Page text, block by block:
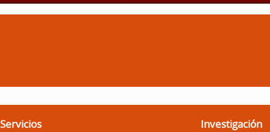
Servicios Investigación